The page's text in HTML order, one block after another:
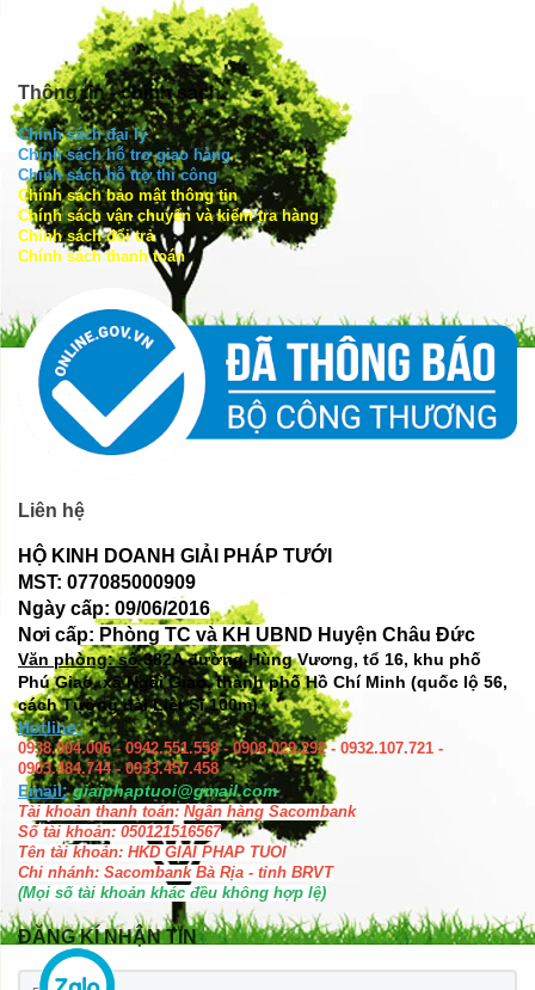
Thông tin - chính sách
Chính sách đại lý
Chính sách hỗ trợ giao hàng
Chính sách hỗ trợ thi công
Chính sách bảo mật thông tin
Chính sách vận chuyển và kiểm tra hàng
Chính sách đổi trả
Chính sách thanh toán
Liên hệ
HỘ KINH DOANH GIẢI PHÁP TƯỚI
MST: 077085000909
Ngày cấp: 09/06/2016
Nơi cấp: Phòng TC và KH UBND Huyện Châu Đức
Văn phòng: số382A đường Hùng Vương, tổ 16, khu phố
Phú Giao, xã Ngãi Giao, thành phố Hồ Chí Minh (quốc lộ 56,
cách Tượng đài Liệt Sĩ 100m)
Hotline:
0938.004.006 - 0942.551.558 - 0908.029.292 - 0932.107.721 -
0903.484.744 - 0933.457.458
Email: giaiphaptuoi@gmail.com
Tài khoản thanh toán: Ngân hàng Sacombank
Số tài khoản: 050121516567
Tên tài khoản: HKD GIAI PHAP TUOI
Chi nhánh: Sacombank Bà Rịa - tỉnh BRVT
(Mọi số tài khoản khác đều không hợp lệ)
ĐĂNG KÍ NHẬN TIN